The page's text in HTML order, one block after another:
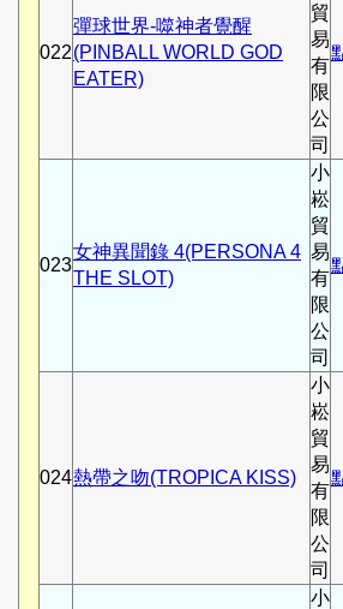
022
彈球世界-噬神者覺醒
(PINBALL WORLD GOD
EATER)
貿
易
有
限
公
司
023
女神異聞錄 4(PERSONA 4
THE SLOT)
小
崧
貿
易
有
限
公
司
024熱帶之吻(TROPICA KISS)
小
崧
貿
易
有
限
公
司
小